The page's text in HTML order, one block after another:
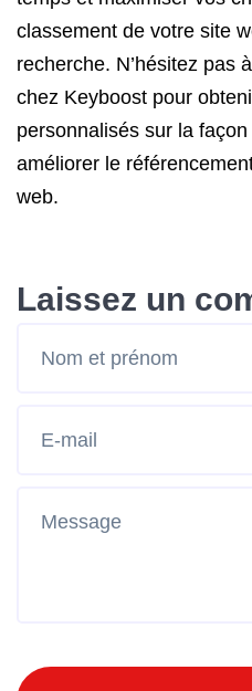
classement de votre site
recherche. N’hésitez pas
chez Keyboost pour
personnalisés sur la
améliorer le
web.
Laissez un